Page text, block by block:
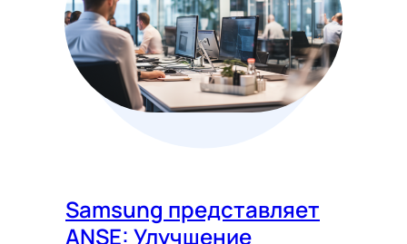
Samsung представляет
ANSE: Улучшение